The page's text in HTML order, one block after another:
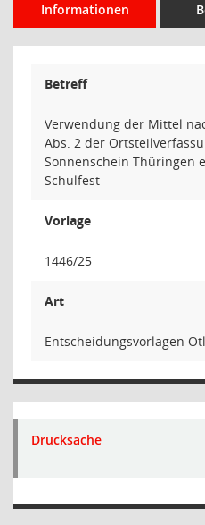
Informationen
Betreff
Verwendung der Mittel
Abs. 2 der
Sonnenschein Thüringen
Schulfest
Vorlage
1446/25
Art
Entscheidungsvorlagen
Drucksache